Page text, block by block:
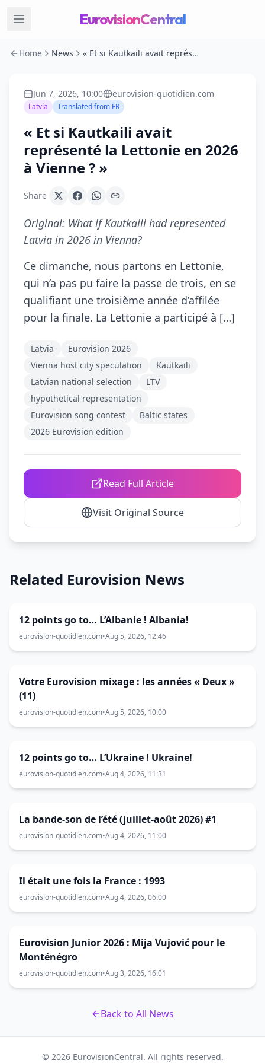
EurovisionCentral
Home News « Et si Kautkaili avait représenté la Lettonie en 2026 à Vienne ? »
Jun 7, 2026, 10:00 eurovision-quotidien.com
Latvia Translated from FR
« Et si Kautkaili avait
représenté la Lettonie en 2026
à Vienne ? »
Share
Original: What if Kautkaili had represented
Latvia in 2026 in Vienna?
Ce dimanche, nous partons en Lettonie,
qui n’a pas pu faire la passe de trois, en se
qualifiant une troisième année d’affilée
pour la finale. La Lettonie a participé à […]
Latvia
Eurovision 2026
Vienna host city speculation
Kautkaili
Latvian national selection
LTV
hypothetical representation
Eurovision song contest
Baltic states
2026 Eurovision edition
Read Full Article
Visit Original Source
Related Eurovision News
12 points go to… L’Albanie ! Albania!
eurovision-quotidien.com•Aug 5, 2026, 12:46
Votre Eurovision mixage : les années « Deux »
(11)
eurovision-quotidien.com•Aug 5, 2026, 10:00
12 points go to… L’Ukraine ! Ukraine!
eurovision-quotidien.com•Aug 4, 2026, 11:31
La bande-son de l’été (juillet-août 2026) #1
eurovision-quotidien.com•Aug 4, 2026, 11:00
Il était une fois la France : 1993
eurovision-quotidien.com•Aug 4, 2026, 06:00
Eurovision Junior 2026 : Mija Vujović pour le
Monténégro
eurovision-quotidien.com•Aug 3, 2026, 16:01
Back to All News
© 2026 EurovisionCentral. All rights reserved.